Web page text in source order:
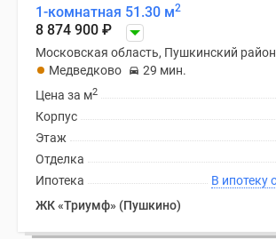
1-комнатная 51.30 м2
8 874 900 ₽
Московская область, Пушкинский район
Медведково
29 мин.
Цена за м2
Корпус
Этаж
Отделка
Ипотека
ЖК «Триумф» (Пушкино)